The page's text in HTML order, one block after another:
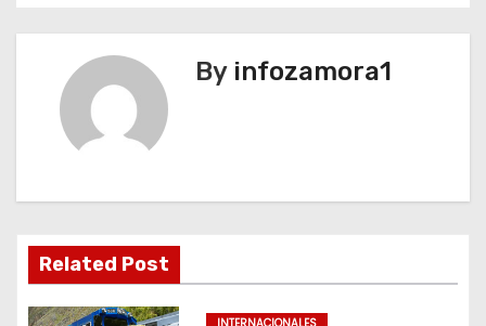
e
i
ó
n
By infozamora1
Related Post